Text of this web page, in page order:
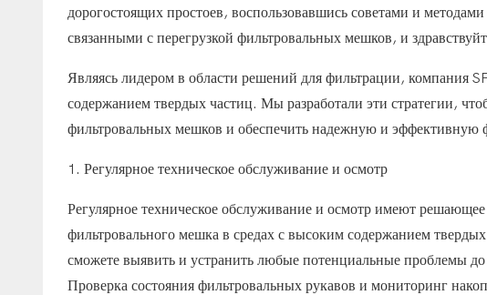
дорогостоящих простоев, воспользовавшись советами и
связанными с перегрузкой фильтровальных мешков, и
Являясь лидером в области решений для фильтрации, компания
содержанием твердых частиц. Мы разработали эти стратегии,
фильтровальных мешков и обеспечить надежную и эффективную
1. Регулярное техническое обслуживание и осмотр
Регулярное техническое обслуживание и осмотр имеют
фильтровального мешка в средах с высоким содержанием
сможете выявить и устранить любые потенциальные проблемы
Проверка состояния фильтровальных рукавов и мониторинг